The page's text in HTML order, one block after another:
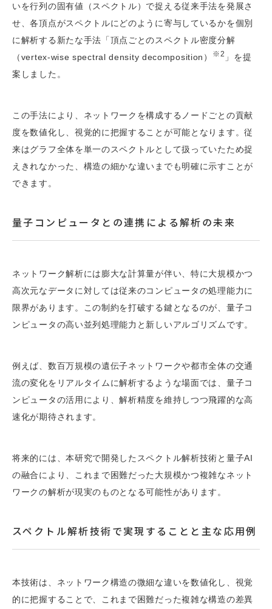
いを行列の固有値（スペクトル）で捉える従来手法を発展さ
せ、各頂点がスペクトルにどのように寄与しているかを個別
に解析する新たな手法「頂点ごとのスペクトル密度分解
（vertex-wise spectral density decomposition）
※2 」を提
案しました。
この手法により、ネットワークを構成するノードごとの貢献
度を数値化し、視覚的に把握することが可能となります。従
来はグラフ全体を単一のスペクトルとして扱っていたため捉
えきれなかった、構造の細かな違いまでも明確に示すことが
できます。
量子コンピュータとの連携による解析の未来
ネットワーク解析には膨大な計算量が伴い、特に大規模かつ
高次元なデータに対しては従来のコンピュータの処理能力に
限界があります。この制約を打破する鍵となるのが、量子コ
ンピュータの高い並列処理能力と新しいアルゴリズムです。
例えば、数百万規模の遺伝子ネットワークや都市全体の交通
流の変化をリアルタイムに解析するような場面では、量子コ
ンピュータの活用により、解析精度を維持しつつ飛躍的な高
速化が期待されます。
将来的には、本研究で開発したスペクトル解析技術と量子AI
の融合により、これまで困難だった大規模かつ複雑なネット
ワークの解析が現実のものとなる可能性があります。
スペクトル解析技術で実現することと主な応用例
本技術は、ネットワーク構造の微細な違いを数値化し、視覚
的に把握することで、これまで困難だった複雑な構造の差異